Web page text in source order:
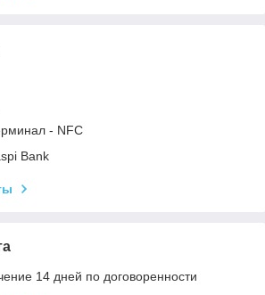
- NFC
Bank
14 дней по договоренности